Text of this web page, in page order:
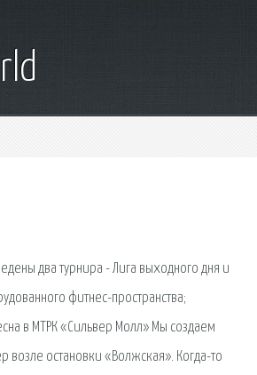
два турнира - Лига выходного дня и
фитнес-пространства;
в МТРК «Сильвер Молл» Мы создаем
остановки «Волжская». Когда-то